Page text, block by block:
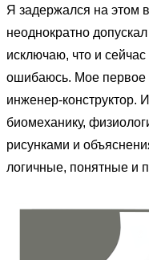
Я задержался на этом
неоднократно
исключаю, что и
ошибаюсь. Мое первое
инженер-конструктор.
биомеханику,
рисунками и
логичные, понятные и